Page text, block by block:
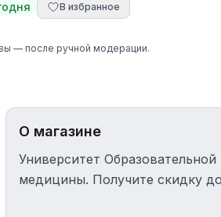
В избранное
— после ручной модерации.
О магазине
Университет
медицины. Получите скидку